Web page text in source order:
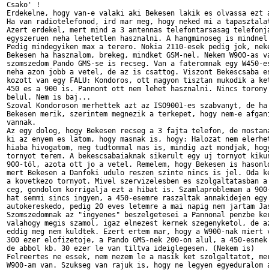
Csako' !
Erdekelne, hogy van-e valaki aki Bekesen lakik es olvassa ezt
Ha van radiotelefonod, ird mar meg, hogy neked mi a
Azert erdekel, mert mind a 3 antennas telefontarsasag
egyszeruen neha lehetetlen hasznalni. A hangminoseg is
Pedig mindegyiken max a terero. Nokia 2110-esek pedig jok,
Bekesen ha hasznalom, brekeg, mindket GSM-nel. Nekem W900-as
szomszedom Pando GMS-se is recseg. Van a fateromnak egy
neha azon jobb a vetel, de az is csattog. Viszont Bekescsaba
kozott van egy FALU: Kondoros, ott nagyon tisztan mukodik a
450 es a 900 is. Pannont ott nem lehet hasznalni. Nincs torony
belul. Nem is baj...
Szoval Kondoroson merhettek azt az ISO9001-es szabvanyt, de
Bekesen merik, szerintem megnezik a terkepet, hogy nem-e
vannak.
Az egy dolog, hogy Bekesen recseg a 3 fajta telefon, de
ki az enyem es latom, hogy masnak is, hogy: Halozat nem
hiaba hivogatom, meg tudtommal mas is, mindig azt mondjak,
tornyot terem. A bekescsabaiaknak sikerult egy uj tornyot
900-tól, azota ott jo a vetel. Remelem, hogy Bekesen is
mert Bekesen a Danfoki udulo reszen szinte nincs is jel. Oda
a kovetkezo tornyot. Mivel szervizelesben es szolgaltatasban a
ceg, gondolom korrigalja ezt a hibat is. Szamlaproblemam a
hat semmi sincs ingyen, a 450-esemre raszaltak annakidejen
autokereskedo, pedig 20 eves letemre a mai napig nem jartam
Szomszedomnak az "ingyenes" beszelgetesei a Pannonal penzbe
valahogy megis szamol, igaz elnezest kernek szegenyketol, de
eddig meg nem kuldtek. Ezert ertem mar, hogy a W900-nak miert
300 ezer elofizetoje, a Pando GMS-nek 200-on alul, a 450-
de abbol kb. 30 ezer le van tiltva ideiglegesen. (Nekem is)
Felreertes ne essek, nem nezem le a masik ket szolgaltatot,
W900-am van. Szukseg van rajuk is, hogy ne legyen egyeduralom